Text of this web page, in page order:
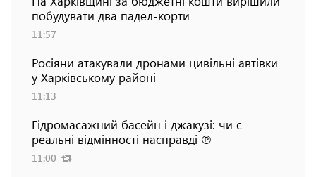
побудувати два падел-корти
11:57
Росіяни атакували дронами цивільні автівки
у Харківському районі
11:13
Гідромасажний басейн і джакузі: чи є
реальні відмінності насправді ℗
11:00